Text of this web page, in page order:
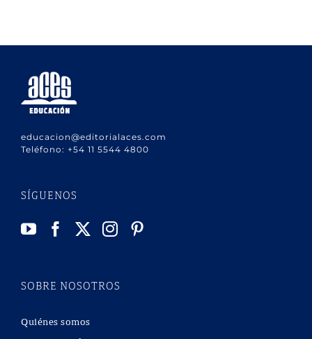
educacion@editorialaces.com
Teléfono: +54 11 5544 4800
SÍGUENOS
SOBRE NOSOTROS
Quiénes somos